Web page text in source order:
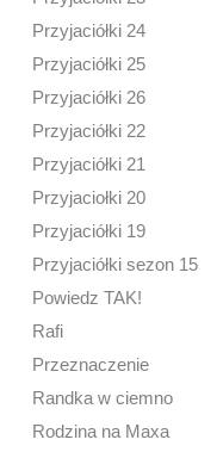
Przyjaciółki 24
Przyjaciółki 25
Przyjaciółki 26
Przyjaciółki 22
Przyjaciółki 21
Przyjaciołki 20
Przyjaciółki 19
Przyjaciółki sezon 15
Powiedz TAK!
Rafi
Przeznaczenie
Randka w ciemno
Rodzina na Maxa